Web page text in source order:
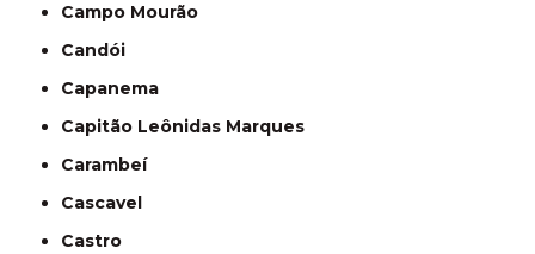
Campo Mourão
Candói
Capanema
Capitão Leônidas Marques
Carambeí
Cascavel
Castro